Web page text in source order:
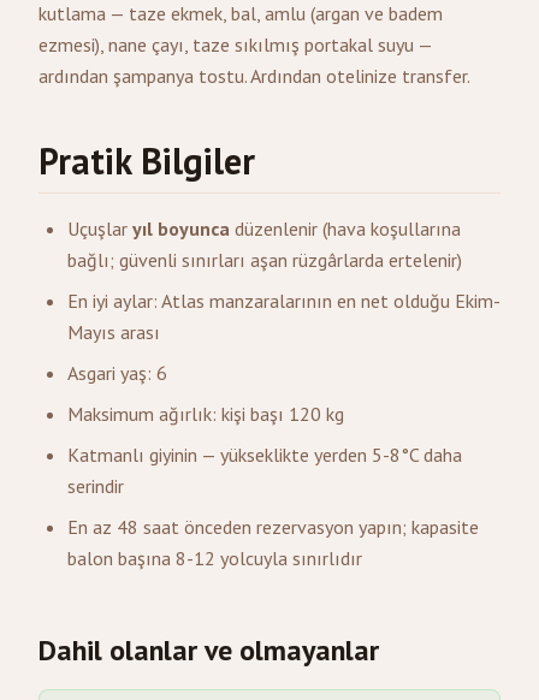
kutlama — taze ekmek, bal, amlu (argan ve badem
ezmesi), nane çayı, taze sıkılmış portakal suyu —
ardından şampanya tostu. Ardından otelinize transfer.
Pratik Bilgiler
Uçuşlar yıl boyunca düzenlenir (hava koşullarına
bağlı; güvenli sınırları aşan rüzgârlarda ertelenir)
En iyi aylar: Atlas manzaralarının en net olduğu Ekim-
Mayıs arası
Asgari yaş: 6
Maksimum ağırlık: kişi başı 120 kg
Katmanlı giyinin — yükseklikte yerden 5-8°C daha
serindir
En az 48 saat önceden rezervasyon yapın; kapasite
balon başına 8-12 yolcuyla sınırlıdır
Dahil olanlar ve olmayanlar